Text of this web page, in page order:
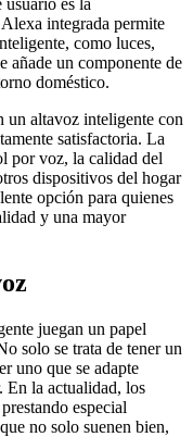
es la
integrada permite
como luces,
añade un componente de
doméstico.
un altavoz inteligente con
satisfactoria. La
por voz, la calidad del
dispositivos del hogar
opción para quienes
y una mayor
juegan un papel
solo se trata de tener un
uno que se adapte
En la actualidad, los
especial
no solo suenen bien,